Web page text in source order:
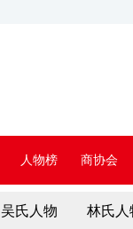
人物榜 商协会
吴氏人物 林氏人